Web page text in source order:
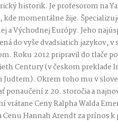
historik. Je profesorom na
kde momentálne žije.
a Východnej Európy. Jeho
do vyše dvadsiatich jazykov,
Roku 2012 pripravil do tlače
Century (v českom preklade
Judtem). Okrem toho mu v
ponaučení z 20. storočia a
vrátane Ceny Ralpha Walda
Cenu Hannah Arendt za prínos